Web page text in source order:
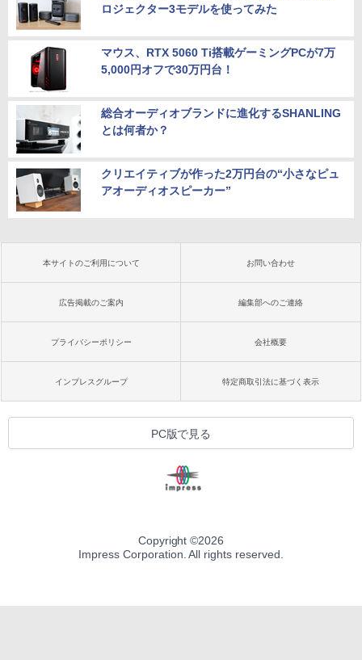
ロジェクター3モデルを使ってみた
マウス、RTX 5060 Ti搭載ゲーミングPCが7万
5,000円オフで30万円台！
総合オーディオブランドに進化するSHANLING
とは何者か？
クリエイティブが作った2万円台の“小さなピュ
アオーディオスピーカー”
本サイトのご利用について お問い合わせ
広告掲載のご案内 編集部へのご連絡
プライバシーポリシー 会社概要
インプレスグループ 特定商取引法に基づく表示
PC版で見る
Copyright ©2026
Impress Corporation. All rights reserved.